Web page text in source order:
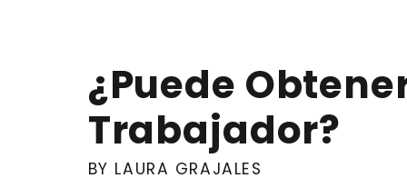
¿Puede
Trabajador?
BY LAURA GRAJALES